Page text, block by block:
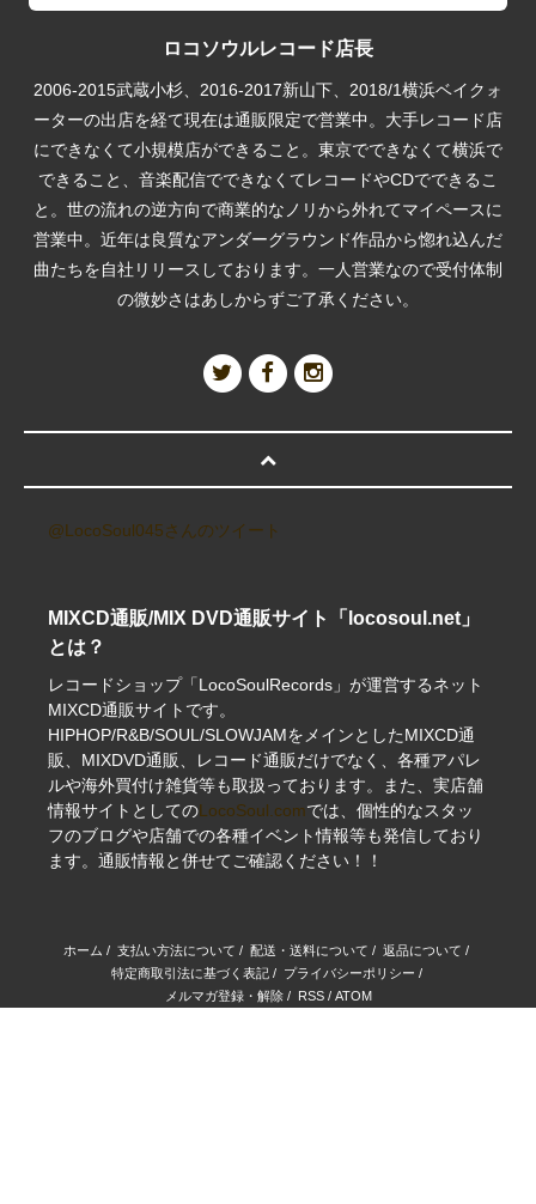
ロコソウルレコード店長
2006-2015武蔵小杉、2016-2017新山下、2018/1横浜ベイクォ
ーターの出店を経て現在は通販限定で営業中。大手レコード店
にできなくて小規模店ができること。東京でできなくて横浜で
できること、音楽配信でできなくてレコードやCDでできるこ
と。世の流れの逆方向で商業的なノリから外れてマイペースに
営業中。近年は良質なアンダーグラウンド作品から惚れ込んだ
曲たちを自社リリースしております。一人営業なので受付体制
の微妙さはあしからずご了承ください。
@LocoSoul045さんのツイート
MIXCD通販/MIX DVD通販サイト「locosoul.net」
とは？
レコードショップ「LocoSoulRecords」が運営するネット
MIXCD通販サイトです。
HIPHOP/R&B/SOUL/SLOWJAMをメインとしたMIXCD通
販、MIXDVD通販、レコード通販だけでなく、各種アパレ
ルや海外買付け雑貨等も取扱っております。また、実店舗
情報サイトとしてのLocoSoul.comでは、個性的なスタッ
フのブログや店舗での各種イベント情報等も発信しており
ます。通販情報と併せてご確認ください！！
ホーム / 支払い方法について / 配送・送料について / 返品について /
特定商取引法に基づく表記/ プライバシーポリシー /
メルマガ登録・解除/ RSS/ ATOM